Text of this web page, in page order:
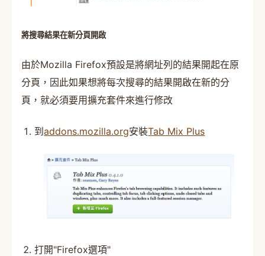
將搜尋結果在新分頁開啟
由於Mozilla Firefox預設是將網址列的結果開起在原
分頁，因此如果想將每次搜尋的結果開啟在新的分
頁，就必須要用擴充套件來進行修改
到addons.mozilla.org安裝Tab Mix Plus
打開"Firefox選項"